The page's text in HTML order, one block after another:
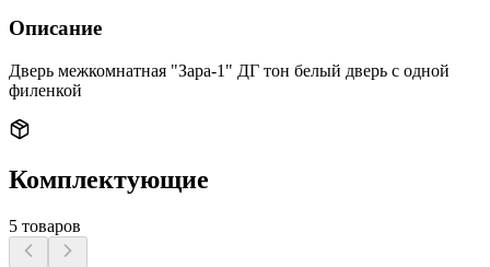
Описание
Дверь межкомнатная "Зара-1" ДГ тон белый дверь с одной
филенкой
Комплектующие
5 товаров